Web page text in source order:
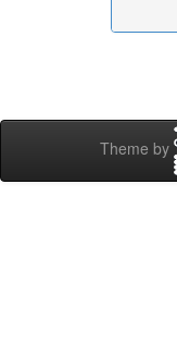
Theme by